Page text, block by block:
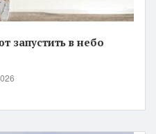
запустить в небо